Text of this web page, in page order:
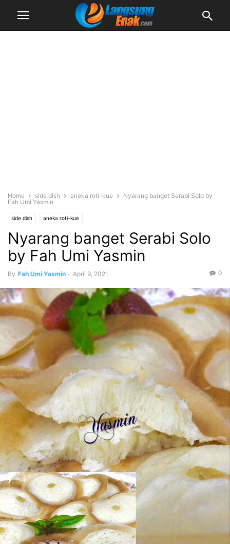
Home side dish aneka roti-kue
Nyarang banget Serabi Solo by
Fah Umi Yasmin
side dish aneka roti-kue
Nyarang banget Serabi Solo
by Fah Umi Yasmin
By Fah Umi Yasmin - April 9, 2021 0